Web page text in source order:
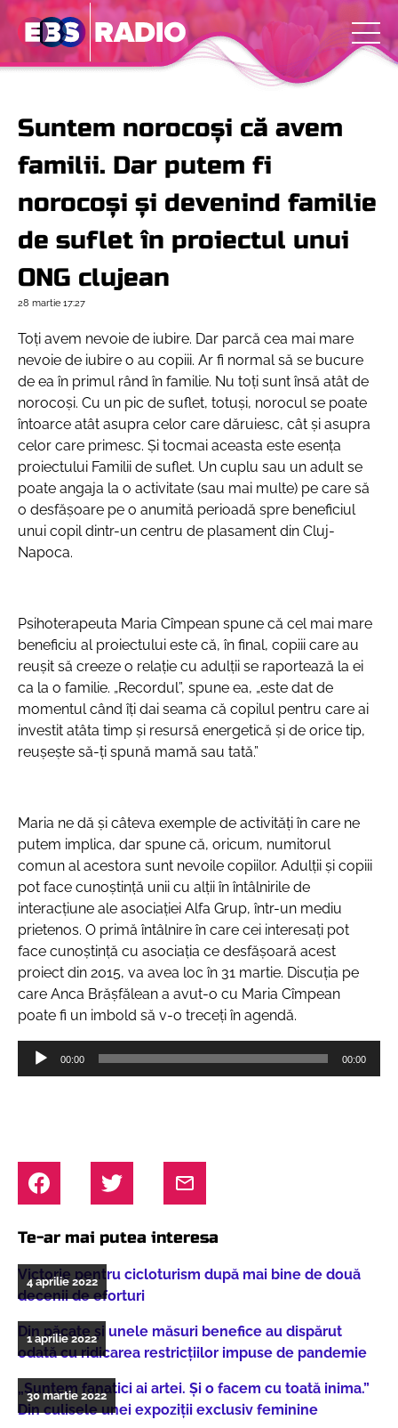
Suntem norocoși că avem
familii. Dar putem fi
norocoși și devenind familie
de suflet în proiectul unui
ONG clujean
28 martie 17:27
Toți avem nevoie de iubire. Dar parcă cea mai mare
nevoie de iubire o au copiii. Ar fi normal să se bucure
de ea în primul rând în familie. Nu toți sunt însă atât de
norocoși. Cu un pic de suflet, totuși, norocul se poate
întoarce atât asupra celor care dăruiesc, cât și asupra
celor care primesc. Și tocmai aceasta este esența
proiectului Familii de suflet. Un cuplu sau un adult se
poate angaja la o activitate (sau mai multe) pe care să
o desfășoare pe o anumită perioadă spre beneficiul
unui copil dintr-un centru de plasament din Cluj-
Napoca.
Psihoterapeuta Maria Cîmpean spune că cel mai mare
beneficiu al proiectului este că, în final, copiii care au
reușit să creeze o relație cu adulții se raportează la ei
ca la o familie. „Recordul”, spune ea, „este dat de
momentul când îți dai seama că copilul pentru care ai
investit atâta timp și resursă energetică și de orice tip,
reușește să-ți spună mamă sau tată.”
Maria ne dă și câteva exemple de activități în care ne
putem implica, dar spune că, oricum, numitorul
comun al acestora sunt nevoile copiilor. Adulții și copiii
pot face cunoștință unii cu alții în întâlnirile de
interacțiune ale asociației Alfa Grup, într-un mediu
prietenos. O primă întâlnire în care cei interesați pot
face cunoștință cu asociația ce desfășoară acest
proiect din 2015, va avea loc în 31 martie. Discuția pe
care Anca Brășfălean a avut-o cu Maria Cîmpean
poate fi un imbold să v-o treceți în agendă.
Player
00:00 00:00
Te-ar mai putea interesa
Victorie pentru cicloturism după mai bine de două
decenii de eforturi
4 aprilie 2022
Din păcate și unele măsuri benefice au dispărut
odată cu ridicarea restricțiilor impuse de pandemie
1 aprilie 2022
„Suntem fanatici ai artei. Și o facem cu toată inima.”
Din culisele unei expoziții exclusiv feminine
30 martie 2022